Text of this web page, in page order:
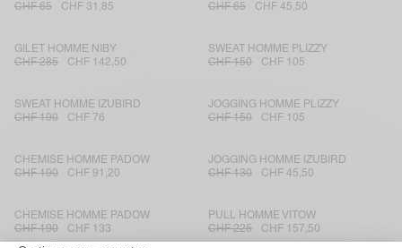
CHF 65
CHF 31,85
CHF 65
CHF 45,50
GILET HOMME NIBY
CHF 285
CHF 142,50
SWEAT HOMME PLIZZY
CHF 150
CHF 105
SWEAT HOMME IZUBIRD
CHF 190
CHF 76
JOGGING HOMME PLIZZY
CHF 150
CHF 105
CHEMISE HOMME PADOW
CHF 190
CHF 91,20
JOGGING HOMME IZUBIRD
CHF 130
CHF 45,50
CHEMISE HOMME PADOW
CHF 190
CHF 133
PULL HOMME VITOW
CHF 225
CHF 157,50